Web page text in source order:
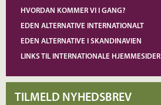
HVORDAN KOMMER VI I GANG?
EDEN ALTERNATIVE INTERNATIONALT
EDEN ALTERNATIVE I SKANDINAVIEN
LINKS TIL INTERNATIONALE HJEMMESIDER
TILMELD NYHEDSBREV